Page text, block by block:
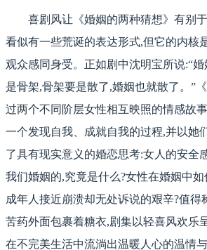
喜剧风让《婚姻的两种猜想》有别
看似有一些荒诞的表达形式,但它的内核
观众感同身受。正如剧中沈明宝所说:“
是骨架,骨架要是散了,婚姻也就散了。”
过两个不同阶层女性相互映照的情感故
一个发现自我、成就自我的过程,并以她
了具有现实意义的婚恋思考:女人的安全
我们婚姻的,究竟是什么?女性在婚姻中
成年人接近崩溃却无处诉说的艰辛?值得
苦药外面包裹着糖衣,剧集以轻喜风欢乐
在不完美生活中流淌出温暖人心的温情